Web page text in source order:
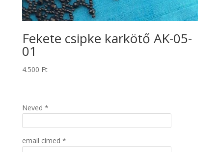
Fekete csipke karkötő AK-05-
01
4.500 Ft
Neved *
email címed *